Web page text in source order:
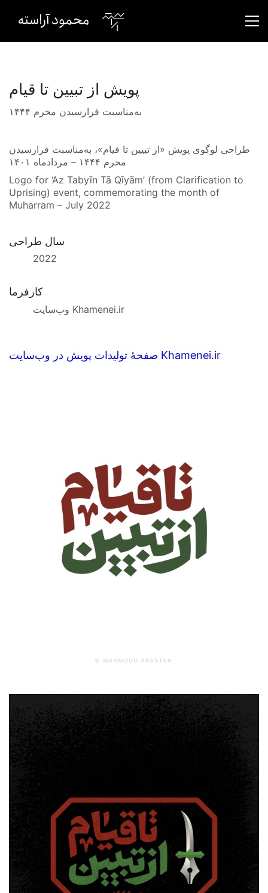
پویش از تبیین تا قیام
به‌مناسبت فرارسیدن محرم ۱۴۴۴
طراحی لوگوی پویش «از تبیین تا قیام»، به‌مناسبت فرارسیدن
محرم ۱۴۴۴ – مردادماه ۱۴۰۱
Logo for ‘Az Tabyīn Tā Qīyām’ (from Clarification to
Uprising) event, commemorating the month of
Muharram – July 2022
سال طراحی
2022
کارفرما
وب‌سایت Khamenei.ir
صفحهٔ تولیدات پویش در وب‌سایت Khamenei.ir